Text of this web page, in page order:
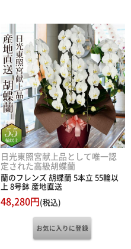
日光東照宮献上品として唯一認
定された高級胡蝶蘭
蘭のフレンズ 胡蝶蘭 5本立 55輪以
上 8号鉢 産地直送
48,280円(税込)